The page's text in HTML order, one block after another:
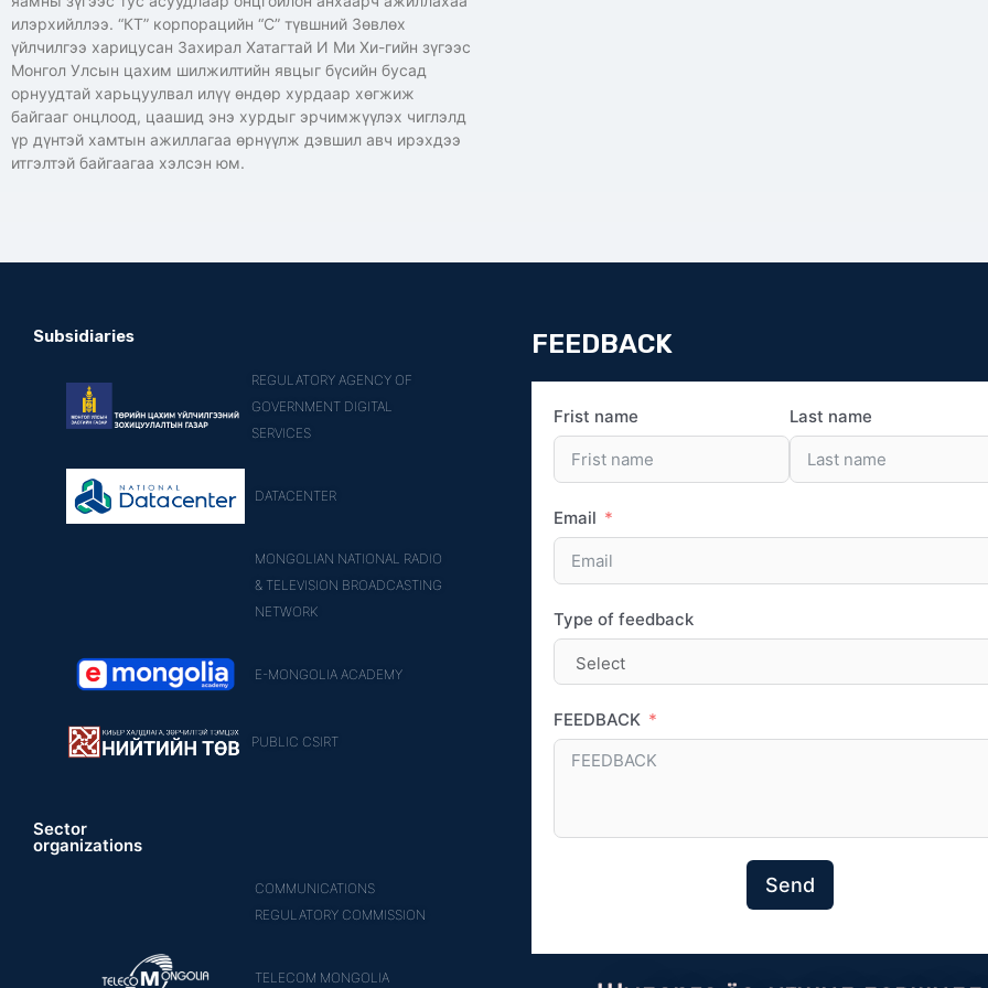
илэрхийллээ. “КТ” корпорацийн “С” түвшний Зөвлөх
үйлчилгээ харицусан Захирал Хатагтай И Ми Хи-гийн зүгээс
Монгол Улсын цахим шилжилтийн явцыг бүсийн бусад
орнуудтай харьцуулвал илүү өндөр хурдаар хөгжиж
байгааг онцлоод, цаашид энэ хурдыг эрчимжүүлэх чиглэлд
үр дүнтэй хамтын ажиллагаа өрнүүлж дэвшил авч ирэхдээ
итгэлтэй байгаагаа хэлсэн юм.
Subsidiaries
REGULATORY AGENCY OF
GOVERNMENT DIGITAL
SERVICES
DATACENTER
MONGOLIAN NATIONAL RADIO
& TELEVISION BROADCASTING
NETWORK
E-MONGOLIA ACADEMY
PUBLIC CSIRT
Sector
organizations
COMMUNICATIONS
REGULATORY COMMISSION
TELECOM MONGOLIA
FEEDBACK
Frist name Last name
Email
Type of feedback
FEEDBACK
Send